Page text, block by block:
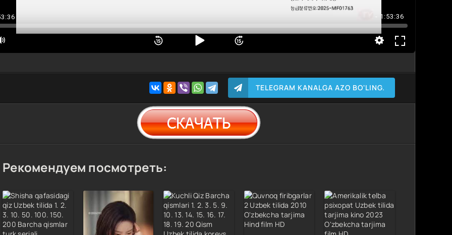
- 1:53:36
TELEGRAM KANALGA AZO BO'LING.
Рекомендуем посмотреть: